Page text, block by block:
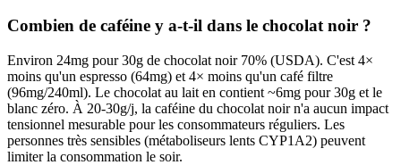
Combien de caféine y a-t-il dans le chocolat noir ?
Environ 24mg pour 30g de chocolat noir 70% (USDA). C'est 4×
moins qu'un espresso (64mg) et 4× moins qu'un café filtre
(96mg/240ml). Le chocolat au lait en contient ~6mg pour 30g et le
blanc zéro. À 20-30g/j, la caféine du chocolat noir n'a aucun impact
tensionnel mesurable pour les consommateurs réguliers. Les
personnes très sensibles (métaboliseurs lents CYP1A2) peuvent
limiter la consommation le soir.